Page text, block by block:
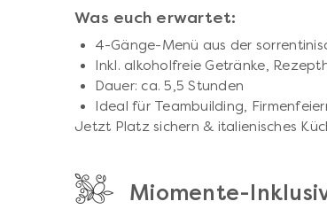
Was euch erwartet:
4-Gänge-Menü aus der
Inkl. alkoholfreie Getränke,
Dauer: ca. 5,5 Stunden
Ideal für Teambuilding,
Jetzt Platz sichern & italienisches
Miomente-